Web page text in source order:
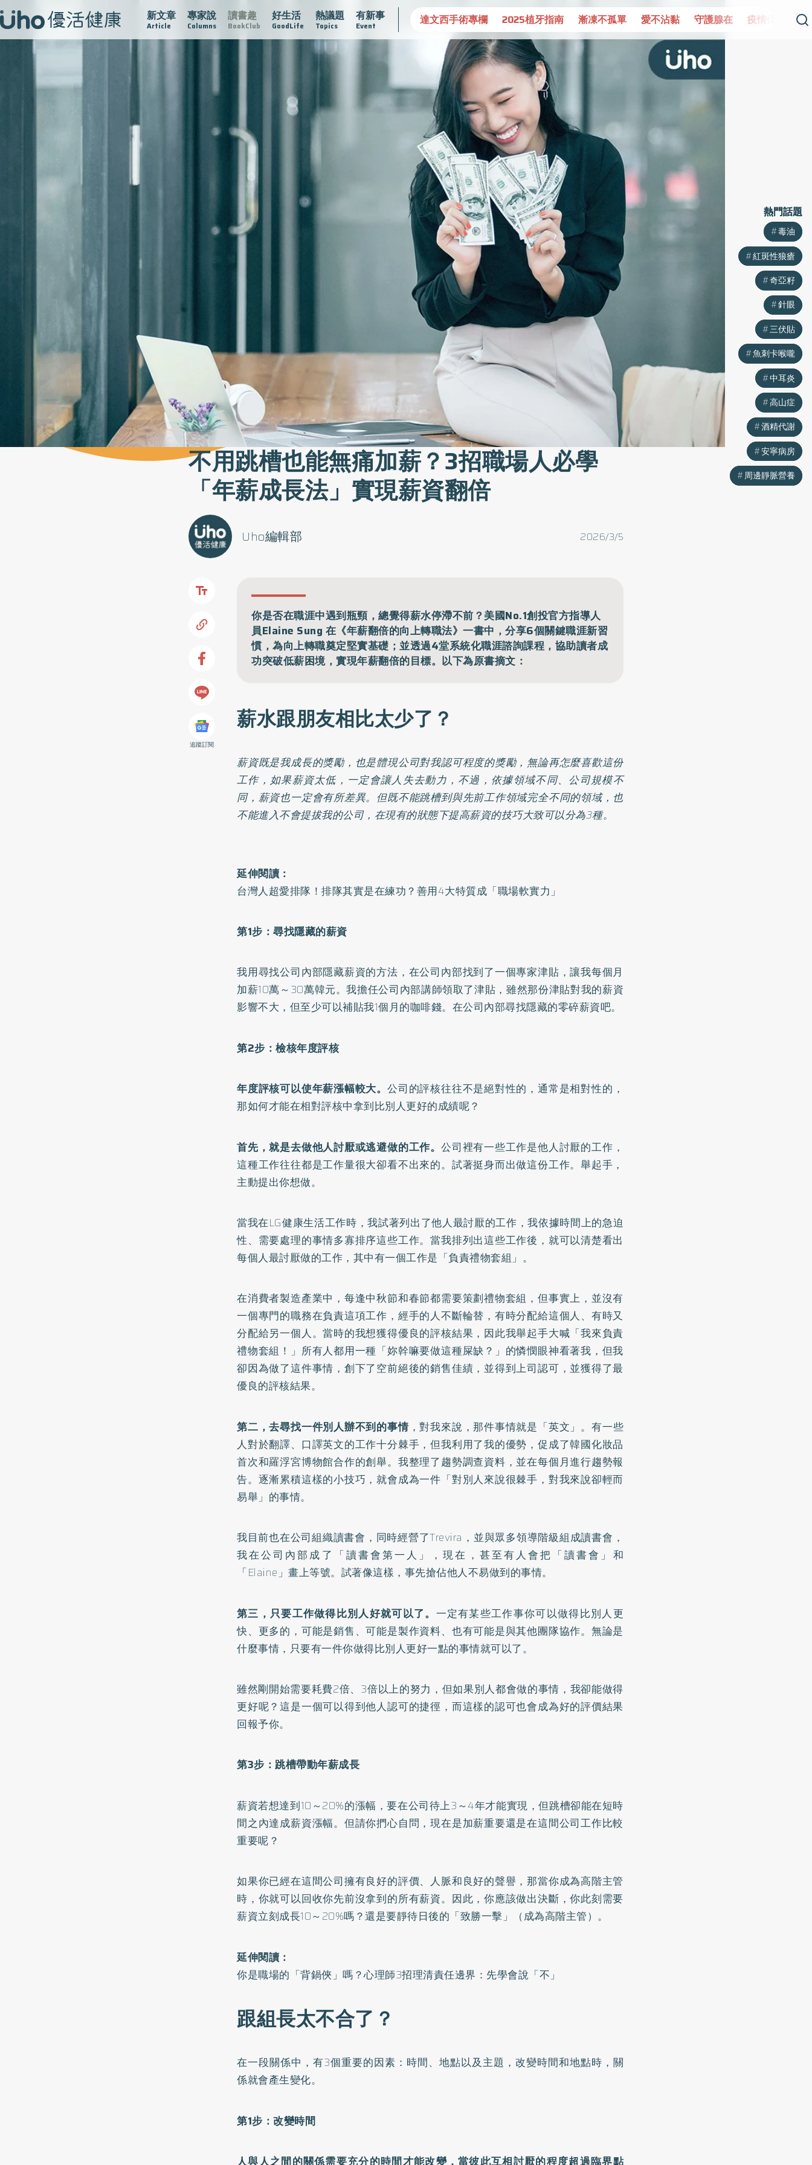
新文章
Article
專家說
Columns
讀書趣
BookClub
好生活
GoodLife
熱議題
Topics
有新事
Event
疫情保衛戰 再生醫學 愛的未來視 認識攝護腺肥大 守護骨骼健康 達文西手術專欄 2025植牙指南 漸凍不孤單 愛不沾黏 守護腺在 疫情保衛戰 再生醫學 愛的
不用跳槽也能無痛加薪？3招職場人必學
「年薪成長法」實現薪資翻倍
2026/3/5
Uho編輯部
追蹤訂閱
你是否在職涯中遇到瓶頸，總覺得薪水停滯不前？美國No.1創投官方指導人
員Elaine Sung 在《年薪翻倍的向上轉職法》一書中，分享6個關鍵職涯新習
慣，為向上轉職奠定堅實基礎；並透過4堂系統化職涯諮詢課程，協助讀者成
功突破低薪困境，實現年薪翻倍的目標。以下為原書摘文：
薪水跟朋友相比太少了？
薪資既是我成長的獎勵，也是體現公司對我認可程度的獎勵，無論再怎麼喜歡這份
工作，如果薪資太低，一定會讓人失去動力，不過，依據領域不同、公司規模不
同，薪資也一定會有所差異。但既不能跳槽到與先前工作領域完全不同的領域，也
不能進入不會提拔我的公司，在現有的狀態下提高薪資的技巧大致可以分為3種。
延伸閱讀：
台灣人超愛排隊！排隊其實是在練功？善用4大特質成「職場軟實力」
第1步：尋找隱藏的薪資
我用尋找公司內部隱藏薪資的方法，在公司內部找到了一個專家津貼，讓我每個月
加薪10萬～30萬韓元。我擔任公司內部講師領取了津貼，雖然那份津貼對我的薪資
影響不大，但至少可以補貼我1個月的咖啡錢。在公司內部尋找隱藏的零碎薪資吧。
第2步：檢核年度評核
年度評核可以使年薪漲幅較大。 公司的評核往往不是絕對性的，通常是相對性的，
那如何才能在相對評核中拿到比別人更好的成績呢？
首先，就是去做他人討厭或逃避做的工作。 公司裡有一些工作是他人討厭的工作，
這種工作往往都是工作量很大卻看不出來的。試著挺身而出做這份工作。舉起手，
主動提出你想做。
當我在LG健康生活工作時，我試著列出了他人最討厭的工作，我依據時間上的急迫
性、需要處理的事情多寡排序這些工作。當我排列出這些工作後，就可以清楚看出
每個人最討厭做的工作，其中有一個工作是「負責禮物套組」。
在消費者製造產業中，每逢中秋節和春節都需要策劃禮物套組，但事實上，並沒有
一個專門的職務在負責這項工作，經手的人不斷輪替，有時分配給這個人、有時又
分配給另一個人。當時的我想獲得優良的評核結果，因此我舉起手大喊「我來負責
禮物套組！」所有人都用一種「妳幹嘛要做這種屎缺？」的憐憫眼神看著我，但我
卻因為做了這件事情，創下了空前絕後的銷售佳績，並得到上司認可，並獲得了最
優良的評核結果。
第二，去尋找一件別人辦不到的事情，對我來說，那件事情就是「英文」。有一些
人對於翻譯、口譯英文的工作十分棘手，但我利用了我的優勢，促成了韓國化妝品
首次和羅浮宮博物館合作的創舉。我整理了趨勢調查資料，並在每個月進行趨勢報
告。逐漸累積這樣的小技巧，就會成為一件「對別人來說很棘手，對我來說卻輕而
易舉」的事情。
我目前也在公司組織讀書會，同時經營了Trevira，並與眾多領導階級組成讀書會，
我在公司內部成了「讀書會第一人」，現在，甚至有人會把「讀書會」和
「Elaine」畫上等號。試著像這樣，事先搶佔他人不易做到的事情。
第三，只要工作做得比別人好就可以了。 一定有某些工作事你可以做得比別人更
快、更多的，可能是銷售、可能是製作資料、也有可能是與其他團隊協作。無論是
什麼事情，只要有一件你做得比別人更好一點的事情就可以了。
雖然剛開始需要耗費2倍、3倍以上的努力，但如果別人都會做的事情，我卻能做得
更好呢？這是一個可以得到他人認可的捷徑，而這樣的認可也會成為好的評價結果
回報予你。
第3步：跳槽帶動年薪成長
薪資若想達到10～20%的漲幅，要在公司待上3～4年才能實現，但跳槽卻能在短時
間之內達成薪資漲幅。但請你捫心自問，現在是加薪重要還是在這間公司工作比較
重要呢？
如果你已經在這間公司擁有良好的評價、人脈和良好的聲譽，那當你成為高階主管
時，你就可以回收你先前沒拿到的所有薪資。因此，你應該做出決斷，你此刻需要
薪資立刻成長10～20%嗎？還是要靜待日後的「致勝一擊」（成為高階主管）。
延伸閱讀：
你是職場的「背鍋俠」嗎？心理師3招理清責任邊界：先學會說「不」
跟組長太不合了？
在一段關係中，有3個重要的因素：時間、地點以及主題，改變時間和地點時，關
係就會產生變化。
第1步：改變時間
人與人之間的關係需要充分的時間才能改變，當彼此互相討厭的程度超過臨界點
熱門話題
毒油
紅斑性狼瘡
奇亞籽
針眼
三伏貼
魚刺卡喉嚨
中耳炎
高山症
酒精代謝
安寧病房
周邊靜脈營養
熱門話題
毒油
紅斑性狼瘡
奇亞籽
針眼
三伏貼
魚刺卡喉嚨
中耳炎
高山症
酒精代謝
安寧病房
周邊靜脈營養